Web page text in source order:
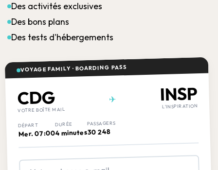
Des activités exclusives
Des bons plans
Des tests d'hébergements
VOYAGE FAMILY · BOARDING PASS
CDG
VOTRE BOÎTE MAIL
✈ INSP
L'INSPIRATION
DÉPART
Mer. 07:00
DURÉE
4 minutes
PASSAGERS
30 248